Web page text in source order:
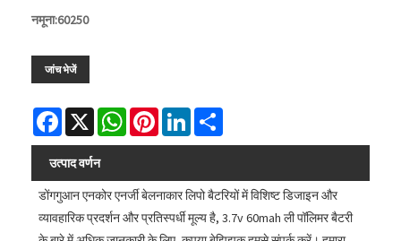
नमूना:60250
जांच भेजें
Facebook
X WhatsAppPinterestLinkedIn
उत्पाद वर्णन
डोंगगुआन एनकोर एनर्जी बेलनाकार लिपो बैटरियों में विशिष्ट डिजाइन और
व्यावहारिक प्रदर्शन और प्रतिस्पर्धी मूल्य है, 3.7v 60mah ली पॉलिमर बैटरी